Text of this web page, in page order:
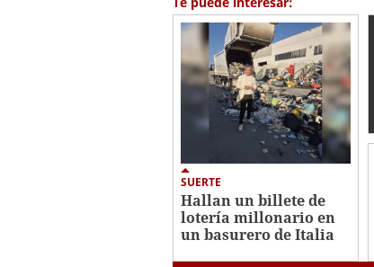
secondsVolume
0%
SUERTE
Hallan un billete de
lotería millonario en
un basurero de Italia